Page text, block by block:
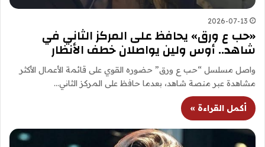
2026-07-13
«حب ع ورق» يحافظ على المركز الثاني في
شاهد.. أوس ولين يواصلان خطف الأنظار
واصل مسلسل “حب ع ورق” حضوره القوي على قائمة الأعمال الأكثر
مشاهدة عبر منصة شاهد، بعدما حافظ على المركز الثاني…
أكمل القراءة »